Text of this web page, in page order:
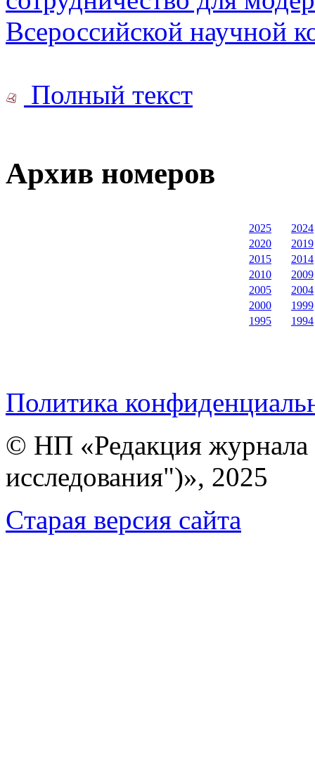
Всероссийской научной
Полный текст
Архив номеров
2025
2024
2020
2019
2015
2014
2010
2009
2005
2004
2000
1999
1995
1994
Политика
© НП «Редакция
исследования")», 2025
Cтарая версия сайта